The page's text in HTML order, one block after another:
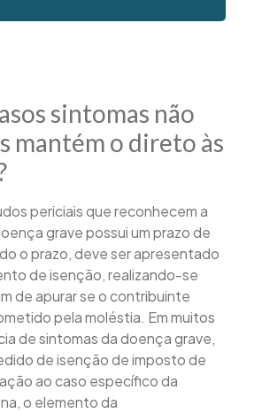
sintomas não
mantém o direto às
periciais que reconhecem a
grave possui um prazo de
o prazo, deve ser apresentado
de isenção, realizando-se
de apurar se o contribuinte
pela moléstia. Em muitos
de sintomas da doença grave,
de isenção de imposto de
ao caso específico da
o elemento da